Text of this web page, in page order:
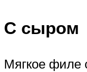
С сыром
Мягкое филе